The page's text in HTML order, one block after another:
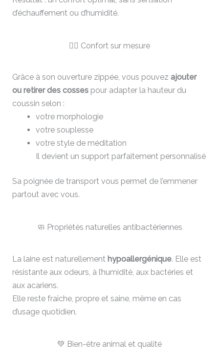
d’échauffement ou d’humidité.
🧘‍♀️ Confort sur mesure
Grâce à son ouverture zippée, vous pouvez ajouter
ou retirer des cossespour adapter la hauteur du
coussin selon :
votre morphologie
votre souplesse
votre style de méditation
Il devient un support parfaitement personnalisé
Sa poignée de transport vous permet de l’emmener
partout avec vous.
🧼 Propriétés naturelles antibactériennes
La laine est naturellement hypoallergénique. Elle est
résistante aux odeurs, à l’humidité, aux bactéries et
aux acariens.
Elle reste fraîche, propre et saine, même en cas
d’usage quotidien.
💚 Bien-être animal et qualité